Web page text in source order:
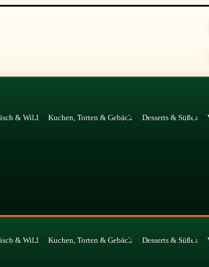
& Wild Kuchen, Torten & Gebäck Desserts & Süßes
& Wild Kuchen, Torten & Gebäck Desserts & Süßes